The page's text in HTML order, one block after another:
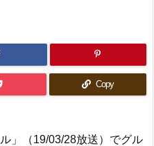
Copy
」（19/03/28放送）でグル